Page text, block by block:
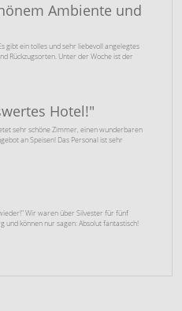
Ambiente und
gibt ein tolles und sehr liebevoll angelegtes
Rückzugsorten. Unter der Woche ist der
Hotel!"
sehr schöne Zimmer, einen wunderbaren
an Speisen! Das Personal ist sehr
Wir waren über Silvester für fünf
und können nur sagen: Absolut fantastisch!